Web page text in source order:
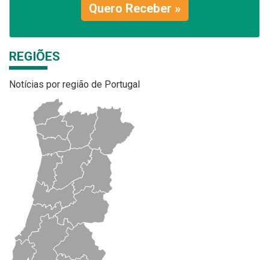
Quero Receber »
REGIÕES
Notícias por região de Portugal